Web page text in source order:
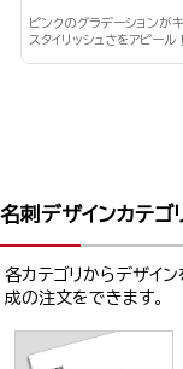
ピンクのグラデーションが
スタイリッシュさをアピール！
名刺デザインカテゴ
各カテゴリからデザイ
成の注文をできます。